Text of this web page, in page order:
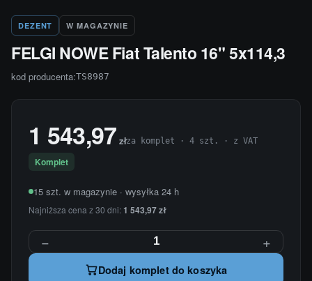
DEZENT W MAGAZYNIE
FELGI NOWE Fiat Talento 16" 5x114,3
kod producenta:TS8987
1 543,97 złza komplet · 4 szt. · z VAT
Komplet
15 szt. w magazynie · wysyłka 24 h
Najniższa cena z 30 dni:1 543,97 zł
− +
Dodaj komplet do koszyka